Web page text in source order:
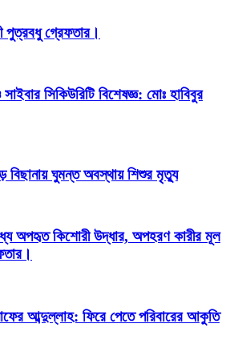
পুত্রবধু গ্রেফতার।
সিকিউরিটি বিশেষজ্ঞ: মোঃ হাবিবুর
বিছানায় ঘুমন্ত অবস্থায় শিশুর মৃত্যু
অপহৃত কিশোরী উদ্ধার, অপহরণ কারীর মূল
আব্দুল্লাহ: ফিরে পেতে পরিবারের আকুতি